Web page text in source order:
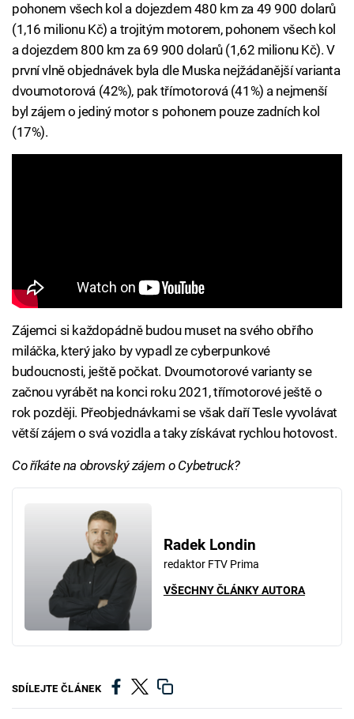
pohonem všech kol a dojezdem 480 km za 49 900 dolarů
(1,16 milionu Kč) a trojitým motorem, pohonem všech kol
a dojezdem 800 km za 69 900 dolarů (1,62 milionu Kč). V
první vlně objednávek byla dle Muska nejžádanější varianta
dvoumotorová (42%), pak třímotorová (41%) a nejmenší
byl zájem o jediný motor s pohonem pouze zadních kol
(17%).
Zájemci si každopádně budou muset na svého obřího
miláčka, který jako by vypadl ze cyberpunkové
budoucnosti, ještě počkat. Dvoumotorové varianty se
začnou vyrábět na konci roku 2021, třímotorové ještě o
rok později. Přeobjednávkami se však daří Tesle vyvolávat
větší zájem o svá vozidla a taky získávat rychlou hotovost.
Co říkáte na obrovský zájem o Cybetruck?
Radek Londin
redaktor FTV Prima
VŠECHNY ČLÁNKY AUTORA
SDÍLEJTE ČLÁNEK